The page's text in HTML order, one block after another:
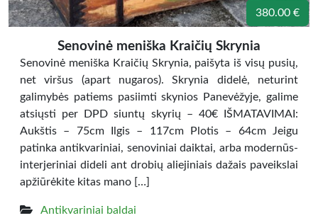
380.00 €
Senovinė meniška Kraičių Skrynia
Senovinė meniška Kraičių Skrynia, paišyta iš visų pusių,
net viršus (apart nugaros). Skrynia didelė, neturint
galimybės patiems pasiimti skynios Panevėžyje, galime
atsiųsti per DPD siuntų skyrių – 40€ IŠMATAVIMAI:
Aukštis – 75cm Ilgis – 117cm Plotis – 64cm Jeigu
patinka antikvariniai, senoviniai daiktai, arba modernūs-
interjeriniai dideli ant drobių aliejiniais dažais paveikslai
apžiūrėkite kitas mano […]
Antikvariniai baldai